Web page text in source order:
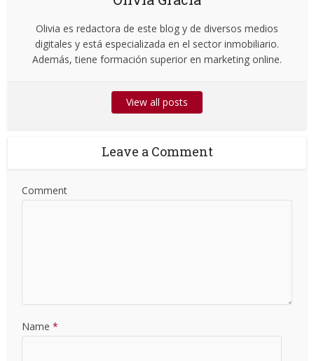
Olivia es redactora de este blog y de diversos medios
digitales y está especializada en el sector inmobiliario.
Además, tiene formación superior en marketing online.
View all posts
Leave a Comment
Comment
Name *